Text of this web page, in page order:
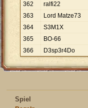
362
ralfi22
363
Lord Matze73
364
S3M1X
365
BO-66
366
D3sp3r4Do
Spiel